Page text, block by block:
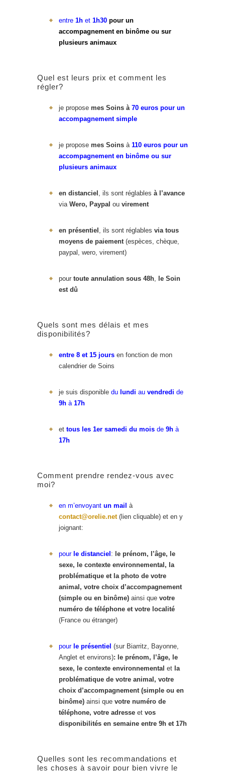
entre 1h et 1h30 pour un
accompagnement en binôme ou sur
plusieurs animaux
Quel est leurs prix et comment les
régler?
je propose mes Soins à70 euros pour un
accompagnement simple
je propose mes Soins à 110 euros pour un
accompagnement en binôme ou sur
plusieurs animaux
en distanciel , ils sont réglables à l’avance
viaWero, Paypal ou virement
en présentiel , ils sont réglables via tous
moyens de paiement (espèces, chèque,
paypal, wero, virement)
pour toute annulation sous 48h, le Soin
est dû
Quels sont mes délais et mes
disponibilités?
entre 8 et 15 jours en fonction de mon
calendrier de Soins
je suis disponible du lundi au vendredi de
9h à 17h
et tous les 1er samedi du mois de 9h à
17h
Comment prendre rendez-vous avec
moi?
en m’envoyant un mail à
contact@orelie.net (lien cliquable) et en y
joignant:
pourle distanciel : le prénom, l’âge, le
sexe, le contexte environnemental, la
problématique et la photo de votre
animal, votre choix d’accompagnement
(simple ou en binôme) ainsi que votre
numéro de téléphone et votre localité
(France ou étranger)
pourle présentiel (sur Biarritz, Bayonne,
Anglet et environs): le prénom, l’âge, le
sexe, le contexte environnemental et la
problématique de votre animal, votre
choix d’accompagnement (simple ou en
binôme) ainsi que votre numéro de
téléphone, votre adresse et vos
disponibilités en semaine entre 9h et 17h
Quelles sont les recommandations et
les choses à savoir pour bien vivre le